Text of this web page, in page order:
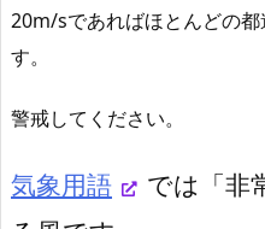
20m/sであればほとんどの
す。
警戒してください。
気象用語
では「非